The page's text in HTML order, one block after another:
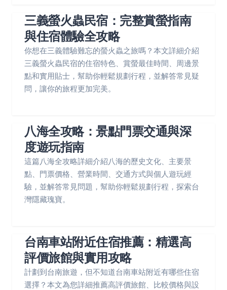
三義螢火蟲民宿：完整賞螢指南
與住宿體驗全攻略
你想在三義體驗難忘的螢火蟲之旅嗎？本文詳細介紹
三義螢火蟲民宿的住宿特色、賞螢最佳時間、周邊景
點和實用貼士，幫助你輕鬆規劃行程，並解答常見疑
問，讓你的旅程更加完美。
八海全攻略：景點門票交通與深
度遊玩指南
這篇八海全攻略詳細介紹八海的歷史文化、主要景
點、門票價格、營業時間、交通方式與個人遊玩經
驗，並解答常見問題，幫助你輕鬆規劃行程，探索台
灣隱藏瑰寶。
台南車站附近住宿推薦：精選高
評價旅館與實用攻略
計劃到台南旅遊，但不知道台南車站附近有哪些住宿
選擇？本文為您詳細推薦高評價旅館、比較價格與設